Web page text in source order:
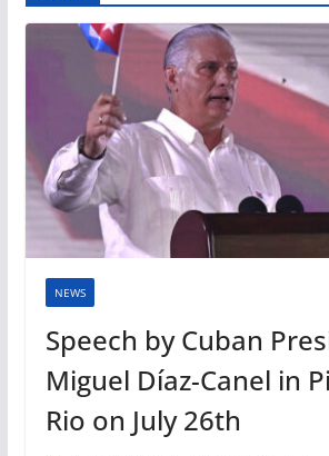
NEWS
Speech by Cuban
Miguel Díaz-Canel in
Rio on July 26th